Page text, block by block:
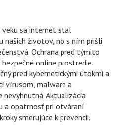
veku sa internet stal
našich životov, no s ním prišli
Ochrana pred týmito
online prostredie.
pred kybernetickými útokmi a
vírusom, malware a
Aktualizácia
a opatrnosť pri otváraní
smerujúce k prevencii.